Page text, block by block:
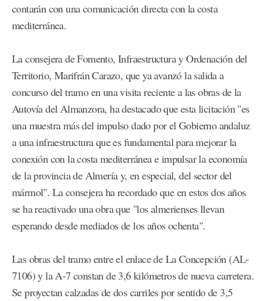
contarán con una comunicación directa con la costa
mediterránea.
La consejera de Fomento, Infraestructura y Ordenación del
Territorio, Marifrán Carazo, que ya avanzó la salida a
concurso del tramo en una visita reciente a las obras de la
Autovía del Almanzora, ha destacado que esta licitación "es
una muestra más del impulso dado por el Gobierno andaluz
a una infraestructura que es fundamental para mejorar la
conexión con la costa mediterránea e impulsar la economía
de la provincia de Almería y, en especial, del sector del
mármol". La consejera ha recordado que en estos dos años
se ha reactivado una obra que "los almerienses llevan
esperando desde mediados de los años ochenta".
Las obras del tramo entre el enlace de La Concepción (AL-
7106) y la A-7 constan de 3,6 kilómetros de nueva carretera.
Se proyectan calzadas de dos carriles por sentido de 3,5